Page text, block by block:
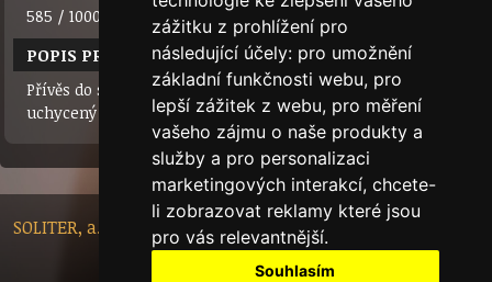
zážitku z prohlížení pro
následující účely: pro umožnění
základní funkčnosti webu, pro
lepší zážitek z webu, pro měření
vašeho zájmu o naše produkty a
služby a pro personalizaci
marketingových interakcí, chcete-
li zobrazovat reklamy které jsou
pro vás relevantnější.
Souhlasím
585 / 1000 (14 karátů)
POPIS PRODUKTU
Přívěs do soupravy k dětským náušnicím, čtvercový kamínek
uchycený do čtyř krapen.
SOLITER, a.s. - Nádražní 148/10, 46601 Jablonec nad Nisou,
Czech Republic